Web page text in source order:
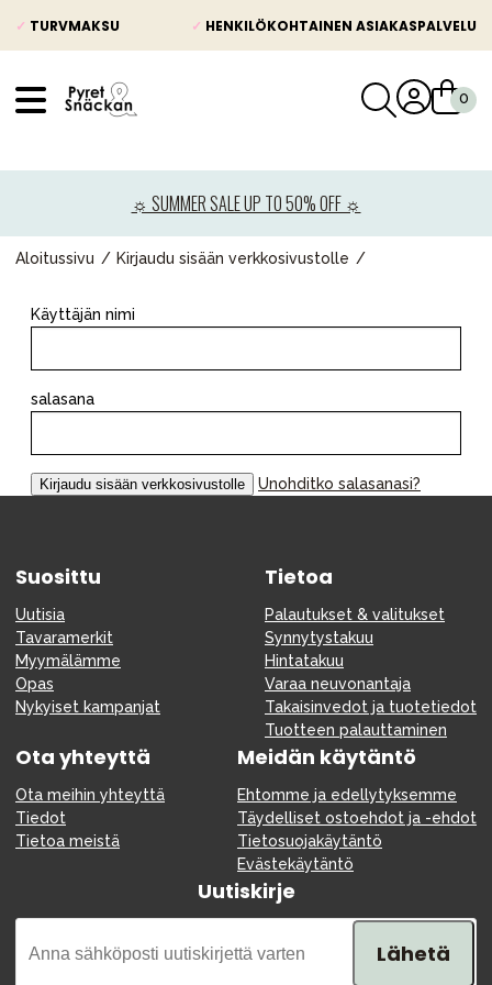
✓ TURVMAKSU ✓ HENKILÖKOHTAINEN ASIAKASPALVELU
☼ SUMMER SALE UP TO 50% OFF ☼
Aloitussivu Kirjaudu sisään verkkosivustolle
Käyttäjän nimi
salasana
Unohditko salasanasi?
Suosittu
Uutisia
Tavaramerkit
Myymälämme
Opas
Nykyiset kampanjat
Tietoa
Palautukset & valitukset
Synnytystakuu
Hintatakuu
Varaa neuvonantaja
Takaisinvedot ja tuotetiedot
Tuotteen palauttaminen
Ota yhteyttä
Ota meihin yhteyttä
Tiedot
Tietoa meistä
Meidän käytäntö
Ehtomme ja edellytyksemme
Täydelliset ostoehdot ja -ehdot
Tietosuojakäytäntö
Evästekäytäntö
Uutiskirje
Lähetä
Lastenvaunut
Lasten turvaistuimet
Lelut ja pelit
Äiti & Isä
Huonekalut & vuodevaatteet
Tarvikkeet
Kampanjat
Lahjavinkkejä
Suosikit
Tavaramerkit
Outlet
Opas
Ota meihin yhteyttä osoitteessa
Myymälämme